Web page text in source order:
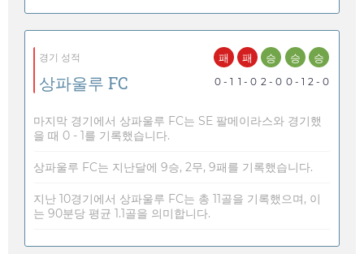
경기 성적
상파울루 FC
패
0 - 1
패
1 - 0
승
2 - 0
승
0 - 1
승
2 - 0
마지막 경기에서 상파울루 FC는 SE 팔메이라스와 경기했
을 때 0 - 1를 기록했습니다.
상파울루 FC는 지난달에 9승, 2무, 9패를 기록했습니다.
지난 10경기에서 상파울루 FC는 총 11골을 기록했으며, 이
는 90분당 평균 1.1골을 의미합니다.